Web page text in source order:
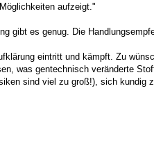
aufzeigt."
gibt es genug. Die
eintritt und kämpft. Zu
was gentechnisch veränderte
sind viel zu groß!), sich kundig